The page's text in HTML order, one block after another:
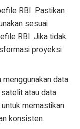
RBI. Pastikan
sesuai
RBI. Jika tidak
proyeksi
data
atau data
memastikan
konsisten.